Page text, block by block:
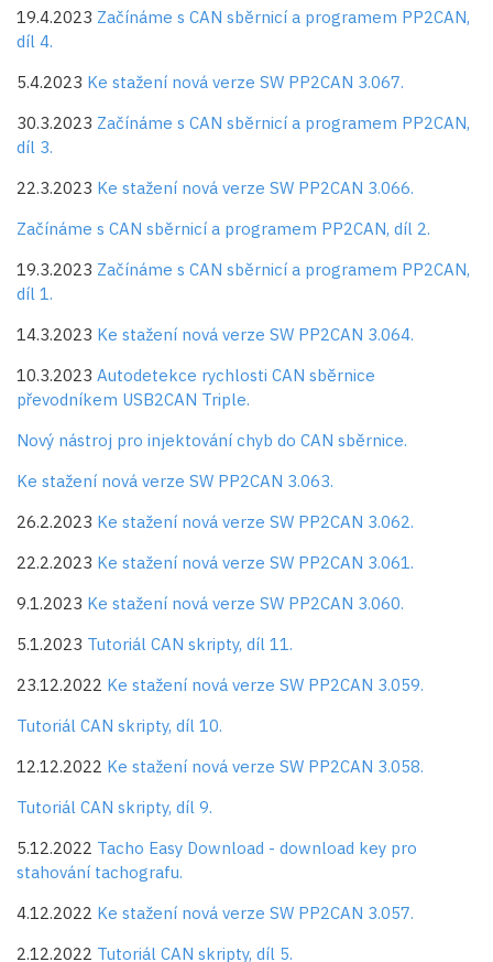
19.4.2023 Začínáme s CAN sběrnicí a programem PP2CAN,
díl 4.
5.4.2023 Ke stažení nová verze SW PP2CAN 3.067.
30.3.2023 Začínáme s CAN sběrnicí a programem PP2CAN,
díl 3.
22.3.2023 Ke stažení nová verze SW PP2CAN 3.066.
Začínáme s CAN sběrnicí a programem PP2CAN, díl 2.
19.3.2023 Začínáme s CAN sběrnicí a programem PP2CAN,
díl 1.
14.3.2023 Ke stažení nová verze SW PP2CAN 3.064.
10.3.2023 Autodetekce rychlosti CAN sběrnice
převodníkem USB2CAN Triple.
Nový nástroj pro injektování chyb do CAN sběrnice.
Ke stažení nová verze SW PP2CAN 3.063.
26.2.2023 Ke stažení nová verze SW PP2CAN 3.062.
22.2.2023 Ke stažení nová verze SW PP2CAN 3.061.
9.1.2023 Ke stažení nová verze SW PP2CAN 3.060.
5.1.2023 Tutoriál CAN skripty, díl 11.
23.12.2022 Ke stažení nová verze SW PP2CAN 3.059.
Tutoriál CAN skripty, díl 10.
12.12.2022 Ke stažení nová verze SW PP2CAN 3.058.
Tutoriál CAN skripty, díl 9.
5.12.2022 Tacho Easy Download - download key pro
stahování tachografu.
4.12.2022 Ke stažení nová verze SW PP2CAN 3.057.
2.12.2022 Tutoriál CAN skripty, díl 5.